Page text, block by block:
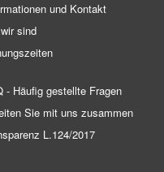
und Kontakt
sind
- Häufig gestellte Fragen
Sie mit uns zusammen
L.124/2017